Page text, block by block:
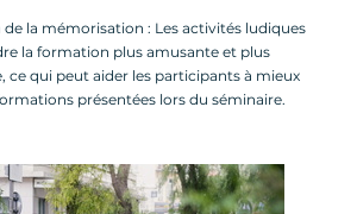
la mémorisation : Les activités ludiques
la formation plus amusante et plus
ce qui peut aider les participants à mieux
présentées lors du séminaire.